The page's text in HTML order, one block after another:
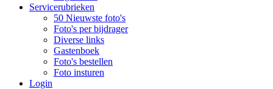
Servicerubrieken
50 Nieuwste foto's
Foto's per bijdrager
Diverse links
Gastenboek
Foto's bestellen
Foto insturen
Login